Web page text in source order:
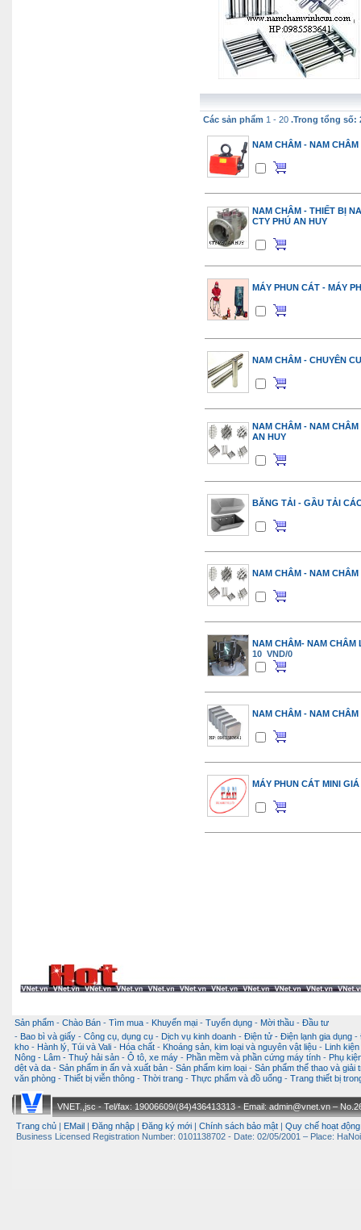
Các sản phẩm 1 - 20 .Trong tổng số:
NAM CHÂM - NAM
NAM CHÂM - THIẾT BỊ
CTY PHÚ AN HUY
MÁY PHUN CÁT - MÁY
NAM CHÂM - CHUYÊN
NAM CHÂM - NAM
AN HUY
BĂNG TẢI - GẦU TẢI
NAM CHÂM - NAM
NAM CHÂM- NAM CHÂM
10 VND/0
NAM CHÂM - NAM
MÁY PHUN CÁT MINI
Sản phẩm - Chào Bán - Tìm mua - Khuyến mại - Tuyển dụng - Mời thầu - Đầu tư
- Bao bì và giấy - Công cụ, dụng cụ - Dịch vụ kinh doanh - Điện tử - Điện lạnh gia dụng -
kho - Hành lý, Túi và Vali - Hóa chất - Khoáng sản, kim loại và nguyên vật liệu -
Linh
Nông - Lâm - Thuỷ hải sản - Ô tô, xe máy - Phần mềm và phần cứng máy tính - Phụ
dệt và da - Sản phẩm in ấn và xuất bản - Sản phẩm kim loại - Sản phẩm thể thao và giải
văn phòng - Thiết bị viễn thông - Thời trang - Thực phẩm và đồ uống - Trang thiết bị
VNET.,jsc - Tel/fax: 19006609/(84)436413313 - Email: admin@vnet.vn –
Trang chủ
EMail Đăng nhập Đăng ký mới Chính sách bảo mật Quy chế hoạt động
Business Licensed Registration Number: 0101138702 - Date: 02/05/2001 – Place: